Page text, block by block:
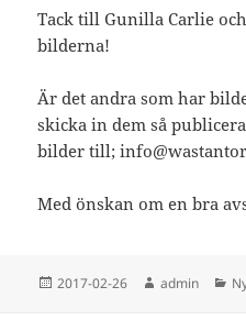
Tack till Gunilla Carlie
bilderna!
Är det andra som har
skicka in dem så
bilder till;
Med önskan om en bra
Postat
2017-02-26 Författare
admin